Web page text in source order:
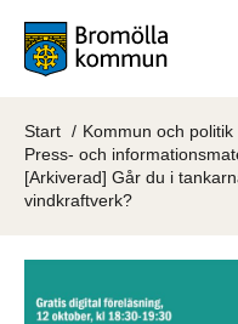
Start
Kommun och politik
Press- och
[Arkiverad] Går du i
vindkraftverk?